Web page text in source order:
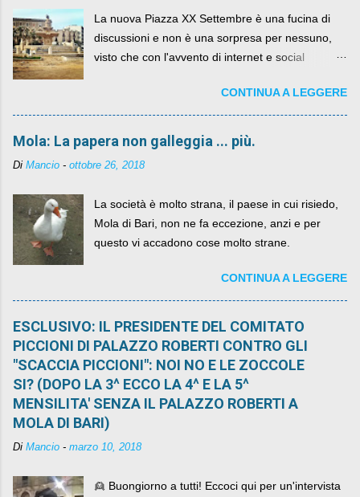
La nuova Piazza XX Settembre è una fucina di
discussioni e non è una sorpresa per nessuno,
visto che con l'avvento di internet e social
sua lasciandone anche traccia scritta nel web.
CONTINUA A LEGGERE
Mola: La papera non galleggia ... più.
Di Mancio - ottobre 26, 2018
La società è molto strana, il paese in cui risiedo,
Mola di Bari, non ne fa eccezione, anzi e per
questo vi accadono cose molto strane.
CONTINUA A LEGGERE
ESCLUSIVO: IL PRESIDENTE DEL COMITATO
PICCIONI DI PALAZZO ROBERTI CONTRO GLI
"SCACCIA PICCIONI": NOI NO E LE ZOCCOLE
SI? (DOPO LA 3^ ECCO LA 4^ E LA 5^
MENSILITA' SENZA IL PALAZZO ROBERTI A
MOLA DI BARI)
Di Mancio - marzo 10, 2018
👱 Buongiorno a tutti! Eccoci qui per un'intervista